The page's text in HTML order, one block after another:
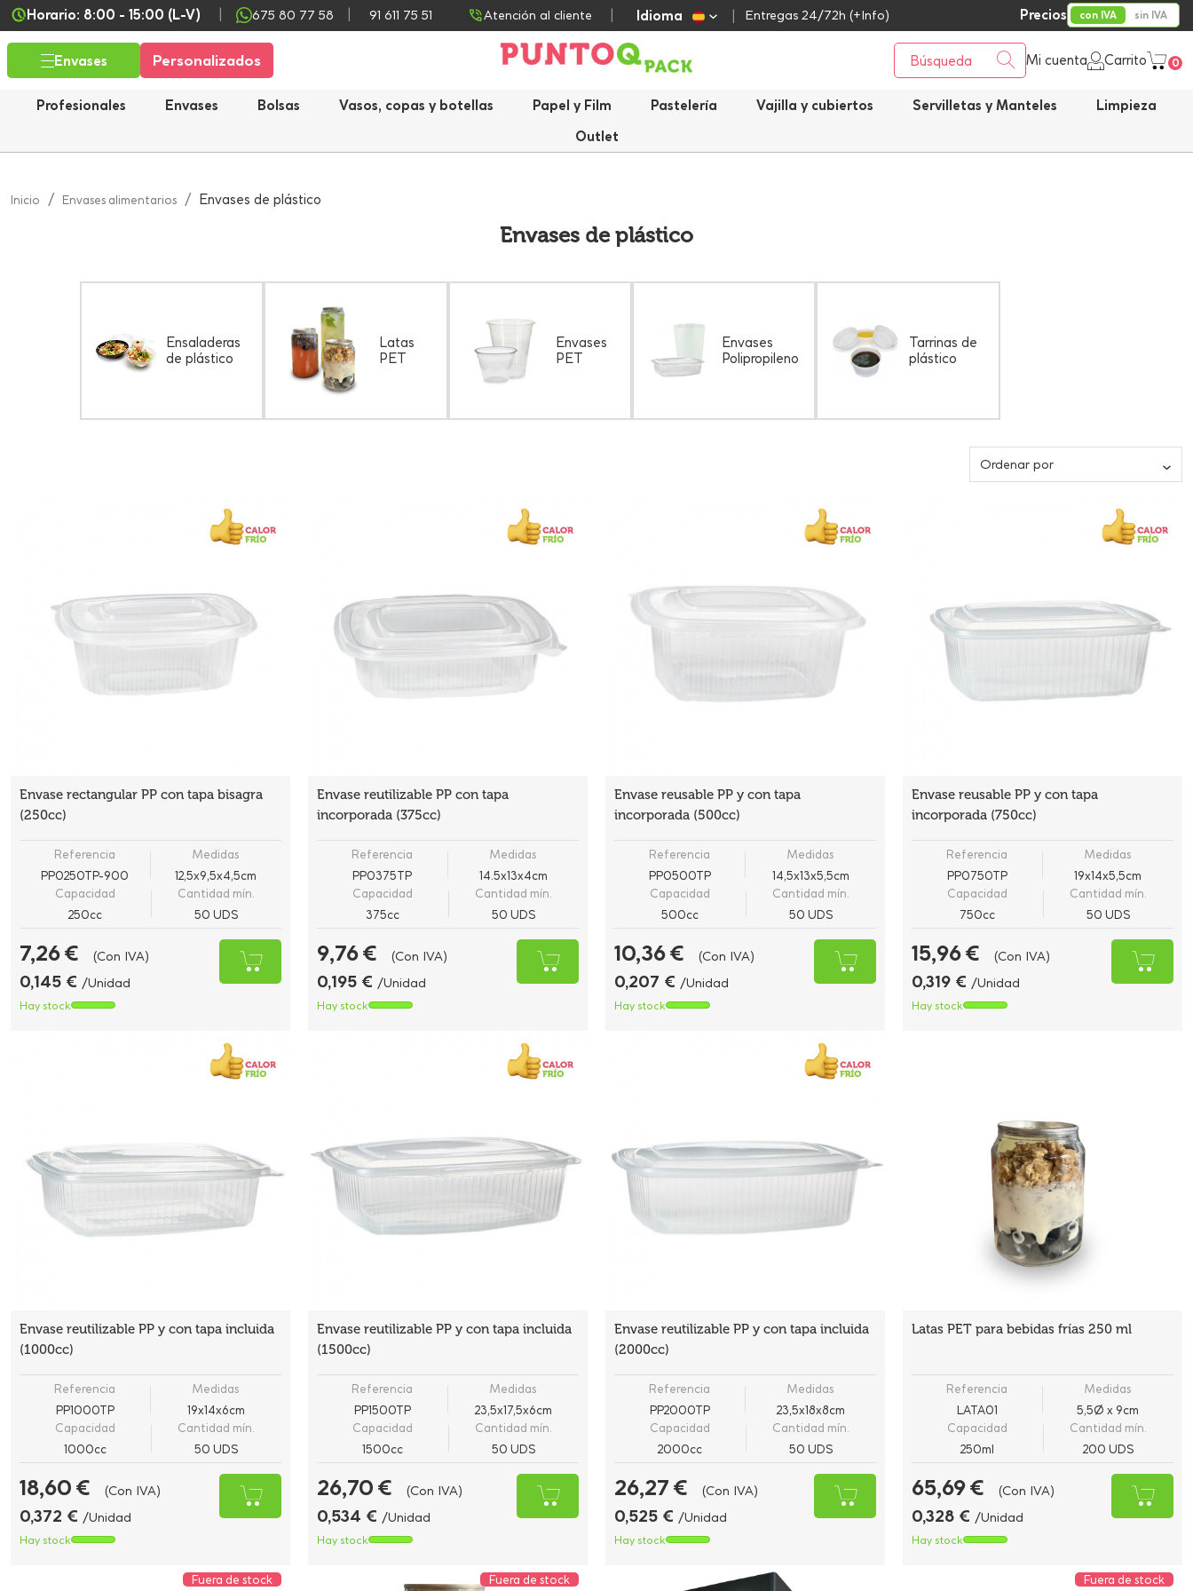
Horario: 8:00 - 15:00 (L-V) 675 80 77 58 91 611 75 51 Atención al cliente Idioma Precios con IVA sin IVA
Entregas 24/72h (+Info)
Envases Personalizados Mi cuenta Carrito 0
Profesionales Envases Bolsas Vasos, copas y botellas Papel y Film Pastelería Vajilla y cubiertos Servilletas y Manteles
Limpieza
Outlet
Inicio Envases alimentarios Envases de plástico
Envases de plástico
Ensaladeras
de plástico
Latas
PET
Envases
PET
Envases
Polipropileno
Tarrinas de
plástico
Ordenar por
Envase rectangular PP con tapa bisagra
(250cc)
Referencia
PP0250TP-900
Medidas
12,5x9,5x4,5cm
Capacidad
250cc
Cantidad mín.
50 UDS
7,26 € (Con IVA)
0,145 € /Unidad
Hay stock
Envase reutilizable PP con tapa
incorporada (375cc)
Referencia
PP0375TP
Medidas
14.5x13x4cm
Capacidad
375cc
Cantidad mín.
50 UDS
9,76 € (Con IVA)
0,195 € /Unidad
Hay stock
Envase reusable PP y con tapa
incorporada (500cc)
Referencia
PP0500TP
Medidas
14,5x13x5,5cm
Capacidad
500cc
Cantidad mín.
50 UDS
10,36 € (Con IVA)
0,207 € /Unidad
Hay stock
Envase reusable PP y con tapa
incorporada (750cc)
Referencia
PP0750TP
Medidas
19x14x5,5cm
Capacidad
750cc
Cantidad mín.
50 UDS
15,96 € (Con IVA)
0,319 € /Unidad
Hay stock
Envase reutilizable PP y con tapa incluida
(1000cc)
Referencia
PP1000TP
Medidas
19x14x6cm
Capacidad
1000cc
Cantidad mín.
50 UDS
18,60 € (Con IVA)
0,372 € /Unidad
Hay stock
Envase reutilizable PP y con tapa incluida
(1500cc)
Referencia
PP1500TP
Medidas
23,5x17,5x6cm
Capacidad
1500cc
Cantidad mín.
50 UDS
26,70 € (Con IVA)
0,534 € /Unidad
Hay stock
Envase reutilizable PP y con tapa incluida
(2000cc)
Referencia
PP2000TP
Medidas
23,5x18x8cm
Capacidad
2000cc
Cantidad mín.
50 UDS
26,27 € (Con IVA)
0,525 € /Unidad
Hay stock
Latas PET para bebidas frías 250 ml
Referencia
LATA01
Medidas
5,5Ø x 9cm
Capacidad
250ml
Cantidad mín.
200 UDS
65,69 € (Con IVA)
0,328 € /Unidad
Hay stock
Fuera de stock Fuera de stock Fuera de stock